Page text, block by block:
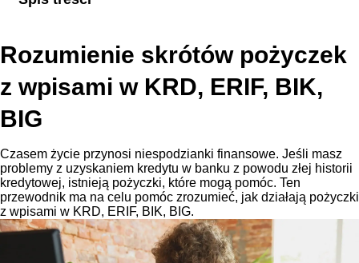
Rozumienie skrótów pożyczek
z wpisami w KRD, ERIF, BIK,
BIG
Czasem życie przynosi niespodzianki finansowe. Jeśli masz
problemy z uzyskaniem kredytu w banku z powodu złej historii
kredytowej, istnieją pożyczki, które mogą pomóc. Ten
przewodnik ma na celu pomóc zrozumieć, jak działają pożyczki
z wpisami w KRD, ERIF, BIK, BIG.